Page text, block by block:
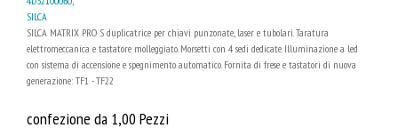
SILCA
SILCA MATRIX PRO S duplicatrice per chiavi punzonate, laser e tubolari. Taratura
elettromeccanica e tastatore molleggiato. Morsetti con 4 sedi dedicate. Illuminazione a led
con sistema di accensione e spegnimento automatico. Fornita di frese e tastatori di nuova
generazione: TF1 - TF22
confezione da 1,00 Pezzi